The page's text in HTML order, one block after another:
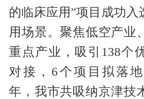
的临床应用”项目成功入
用场景。聚焦低空产业
重点产业，吸引138个
对接，6个项目拟落
年，我市共吸纳京津技